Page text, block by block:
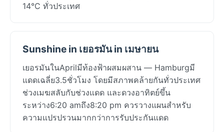
14°C ทั่วประเทศ
Sunshine in เยอรมัน in เมษายน
เยอรมันในAprilมีท้องฟ้าผสมผสาน — Hamburgมี
แดดเฉลี่ย3.5ชั่วโมง โดยมีสภาพคล้ายกันทั่วประเทศ
ช่วงเมฆสลับกับช่วงแดด และดวงอาทิตย์ขึ้น
ระหว่าง6:20 amถึง8:20 pm ควรวางแผนสำหรับ
ความแปรปรวนมากกว่าการรับประกันแดด